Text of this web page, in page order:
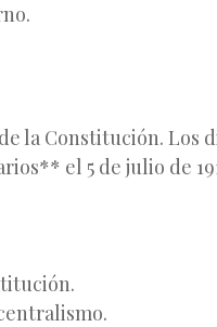
la Constitución. Los
el 5 de julio de